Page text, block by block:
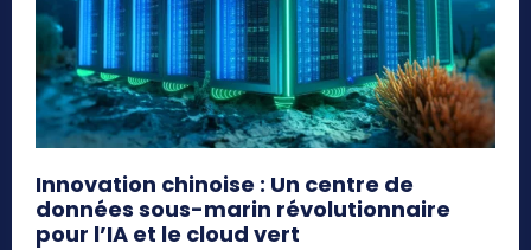
Innovation chinoise : Un centre de
données sous-marin révolutionnaire
pour l’IA et le cloud vert